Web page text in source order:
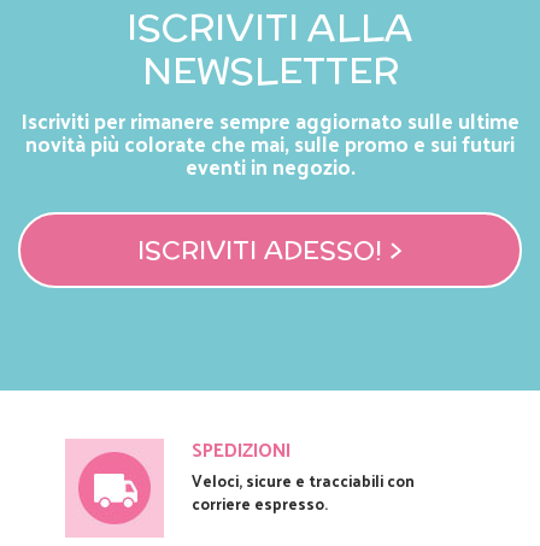
ISCRIVITI ALLA
NEWSLETTER
Iscriviti per rimanere sempre aggiornato sulle ultime
novità più colorate che mai, sulle promo e sui futuri
eventi in negozio.
ISCRIVITI ADESSO! >
SPEDIZIONI
Veloci, sicure e tracciabili con
corriere espresso.